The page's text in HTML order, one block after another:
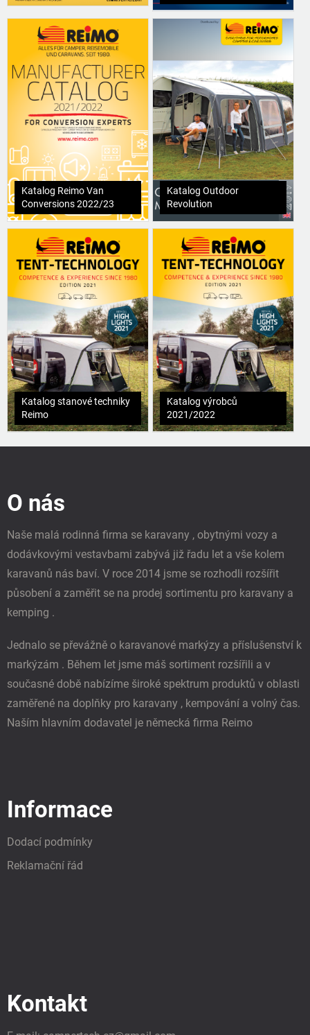
Katalog Reimo Van
Conversions 2022/23
Katalog Outdoor
Revolution
Katalog stanové techniky
Reimo
Katalog výrobců
2021/2022
O nás
Naše malá rodinná firma se karavany , obytnými vozy a
dodávkovými vestavbami zabývá již řadu let a vše kolem
karavanů nás baví. V roce 2014 jsme se rozhodli rozšířit
působení a zaměřit se na prodej sortimentu pro karavany a
kemping .
Jednalo se převážně o karavanové markýzy a příslušenství k
markýzám . Během let jsme máš sortiment rozšířili a v
současné době nabízíme široké spektrum produktů v oblasti
zaměřené na doplňky pro karavany , kempování a volný čas.
Naším hlavním dodavatel je německá firma Reimo
Informace
Dodací podmínky
Reklamační řád
Kontakt